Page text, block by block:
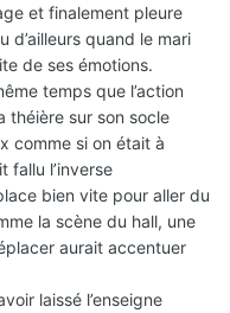
et finalement pleure
d’ailleurs quand le mari
de ses émotions.
temps que l’action
théière sur son socle
comme si on était à
fallu l’inverse
bien vite pour aller du
la scène du hall, une
aurait accentuer
laissé l’enseigne